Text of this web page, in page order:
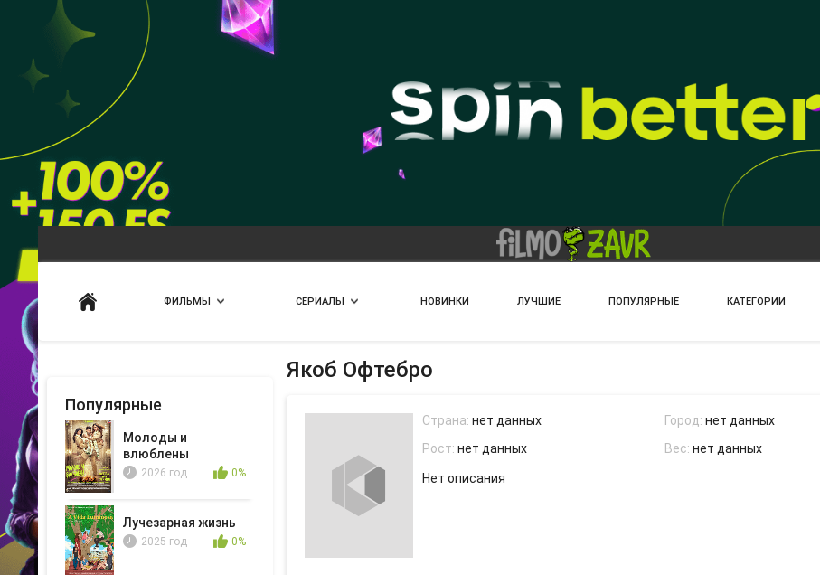
ФИЛЬМЫ СЕРИАЛЫ НОВИНКИ ЛУЧШИЕ ПОПУЛЯРНЫЕ КАТЕГОРИИ
Популярные
Молоды и
влюблены
2026 год 0%
Лучезарная жизнь
2025 год 0%
Якоб Офтебро
Страна: нет данных Город:нет данных
Рост: нет данных Вес:нет данных
Нет описания